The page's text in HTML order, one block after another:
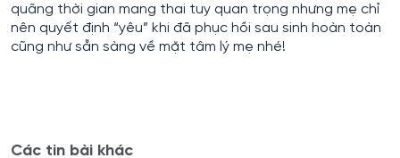
quãng thời gian mang thai tuy quan trọng nhưng mẹ chỉ
nên quyết định “yêu” khi đã phục hồi sau sinh hoàn toàn
cũng như sẵn sàng về mặt tâm lý mẹ nhé!
Các tin bài khác